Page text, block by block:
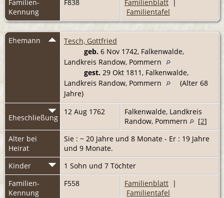
Familien-
Kennung
F838 Familienblatt |
Familientafel
Ehemann
Tesch, Gottfried
geb. 6 Nov 1742, Falkenwalde,
Landkreis Randow, Pommern
gest. 29 Okt 1811, Falkenwalde,
Landkreis Randow, Pommern
(Alter 68
Jahre)
Eheschließung
12 Aug 1762
Falkenwalde, Landkreis
Randow, Pommern
[2]
Alter bei
Heirat
Sie : ~ 20 Jahre und 8 Monate - Er : 19 Jahre
und 9 Monate.
Kinder
1 Sohn und 7 Töchter
Familien-
Kennung
F558 Familienblatt |
Familientafel